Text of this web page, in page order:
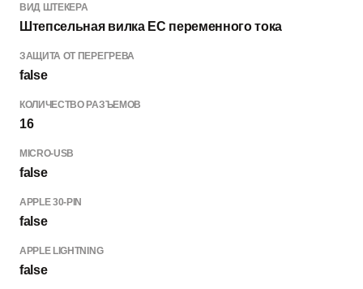
ВИД ШТЕКЕРА
Штепсельная вилка ЕС переменного тока
ЗАЩИТА ОТ ПЕРЕГРЕВА
false
КОЛИЧЕСТВО РАЗЪЕМОВ
16
MICRO-USB
false
APPLE 30-PIN
false
APPLE LIGHTNING
false